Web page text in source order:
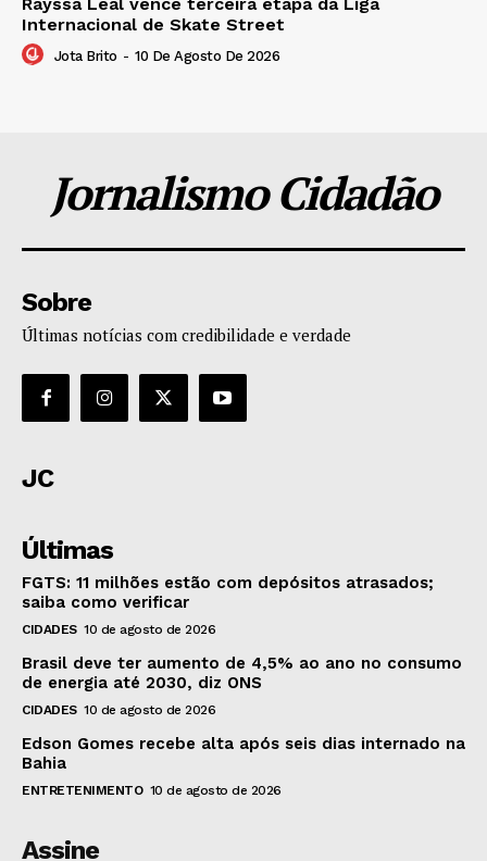
Internacional de Skate Street
Jota Brito - 10 De Agosto De 2026
Jornalismo Cidadão
Sobre
Últimas notícias com credibilidade e verdade
JC
Últimas
FGTS: 11 milhões estão com depósitos atrasados;
saiba como verificar
CIDADES 10 de agosto de 2026
Brasil deve ter aumento de 4,5% ao ano no consumo
de energia até 2030, diz ONS
CIDADES 10 de agosto de 2026
Edson Gomes recebe alta após seis dias internado na
Bahia
ENTRETENIMENTO 10 de agosto de 2026
Assine